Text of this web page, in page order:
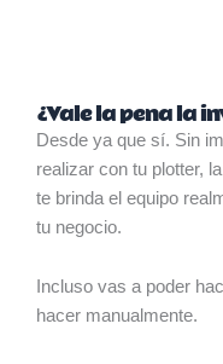
¿Vale la pena la
Desde ya que sí. Sin
realizar con tu plotter,
te brinda el equipo
tu negocio.
Incluso vas a poder
hacer manualmente.